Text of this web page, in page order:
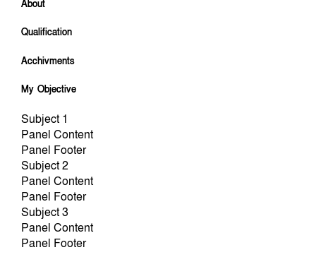
About
Qualification
Acchivments
My Objective
Subject 1
Panel Content
Panel Footer
Subject 2
Panel Content
Panel Footer
Subject 3
Panel Content
Panel Footer